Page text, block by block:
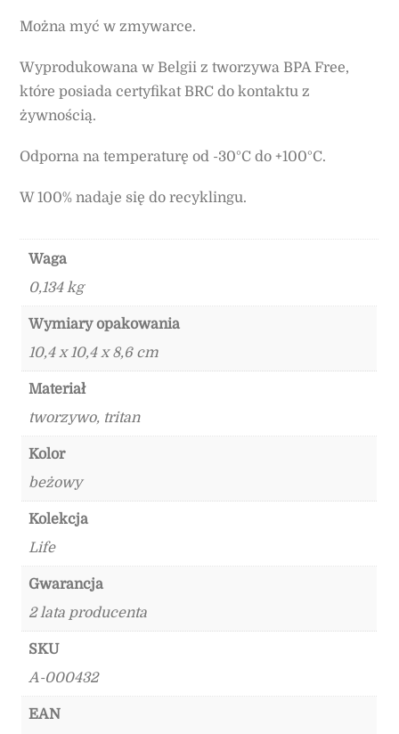
Można myć w zmywarce.
Wyprodukowana w Belgii z tworzywa BPA Free,
które posiada certyfikat BRC do kontaktu z
żywnością.
Odporna na temperaturę od -30°C do +100°C.
W 100% nadaje się do recyklingu.
Waga
0,134 kg
Wymiary opakowania
10,4 x 10,4 x 8,6 cm
Materiał
tworzywo, tritan
Kolor
beżowy
Kolekcja
Life
Gwarancja
2 lata producenta
SKU
A-000432
EAN